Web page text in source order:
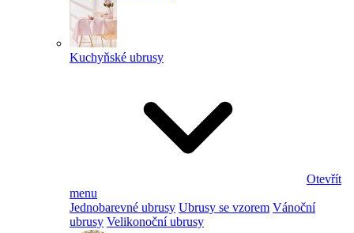
Kuchyňské ubrusy
Otevřít
menu
Jednobarevné ubrusy Ubrusy se vzorem Vánoční
ubrusy Velikonoční ubrusy